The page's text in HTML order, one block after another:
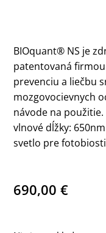
BIOquant® NS je
patentovaná
prevenciu a liečbu
mozgovocievnych
návode na použitie.
vlnové dĺžky:
svetlo pre
690,00€